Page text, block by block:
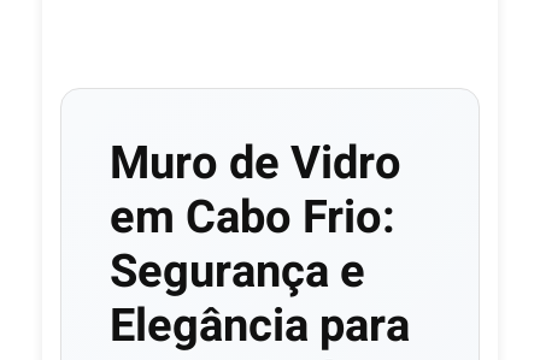
Muro de Vidro
em Cabo Frio:
Segurança e
Elegância para